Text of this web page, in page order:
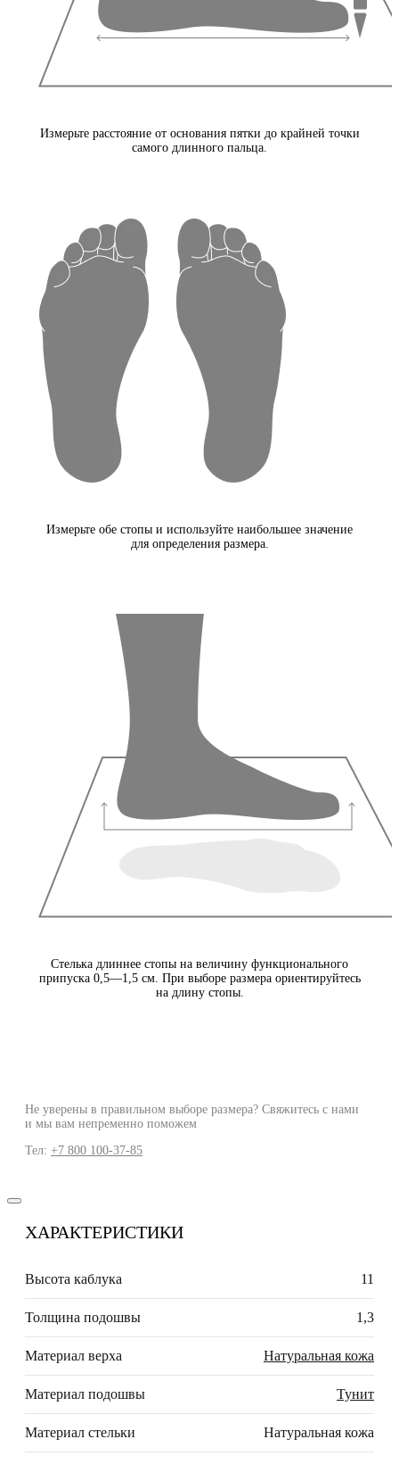
Измерьте расстояние от основания пятки до крайней точки
самого длинного пальца.
Измерьте обе стопы и используйте наибольшее значение
для определения размера.
Стелька длиннее стопы на величину функционального
припуска 0,5—1,5 см. При выборе размера ориентируйтесь
на длину стопы.
Не уверены в правильном выборе размера? Свяжитесь с нами
и мы вам непременно поможем
Тел: +7 800 100-37-85
ХАРАКТЕРИСТИКИ
Высота каблука 11
Толщина подошвы 1,3
Материал верха Натуральная кожа
Материал подошвы Тунит
Материал стельки Натуральная кожа